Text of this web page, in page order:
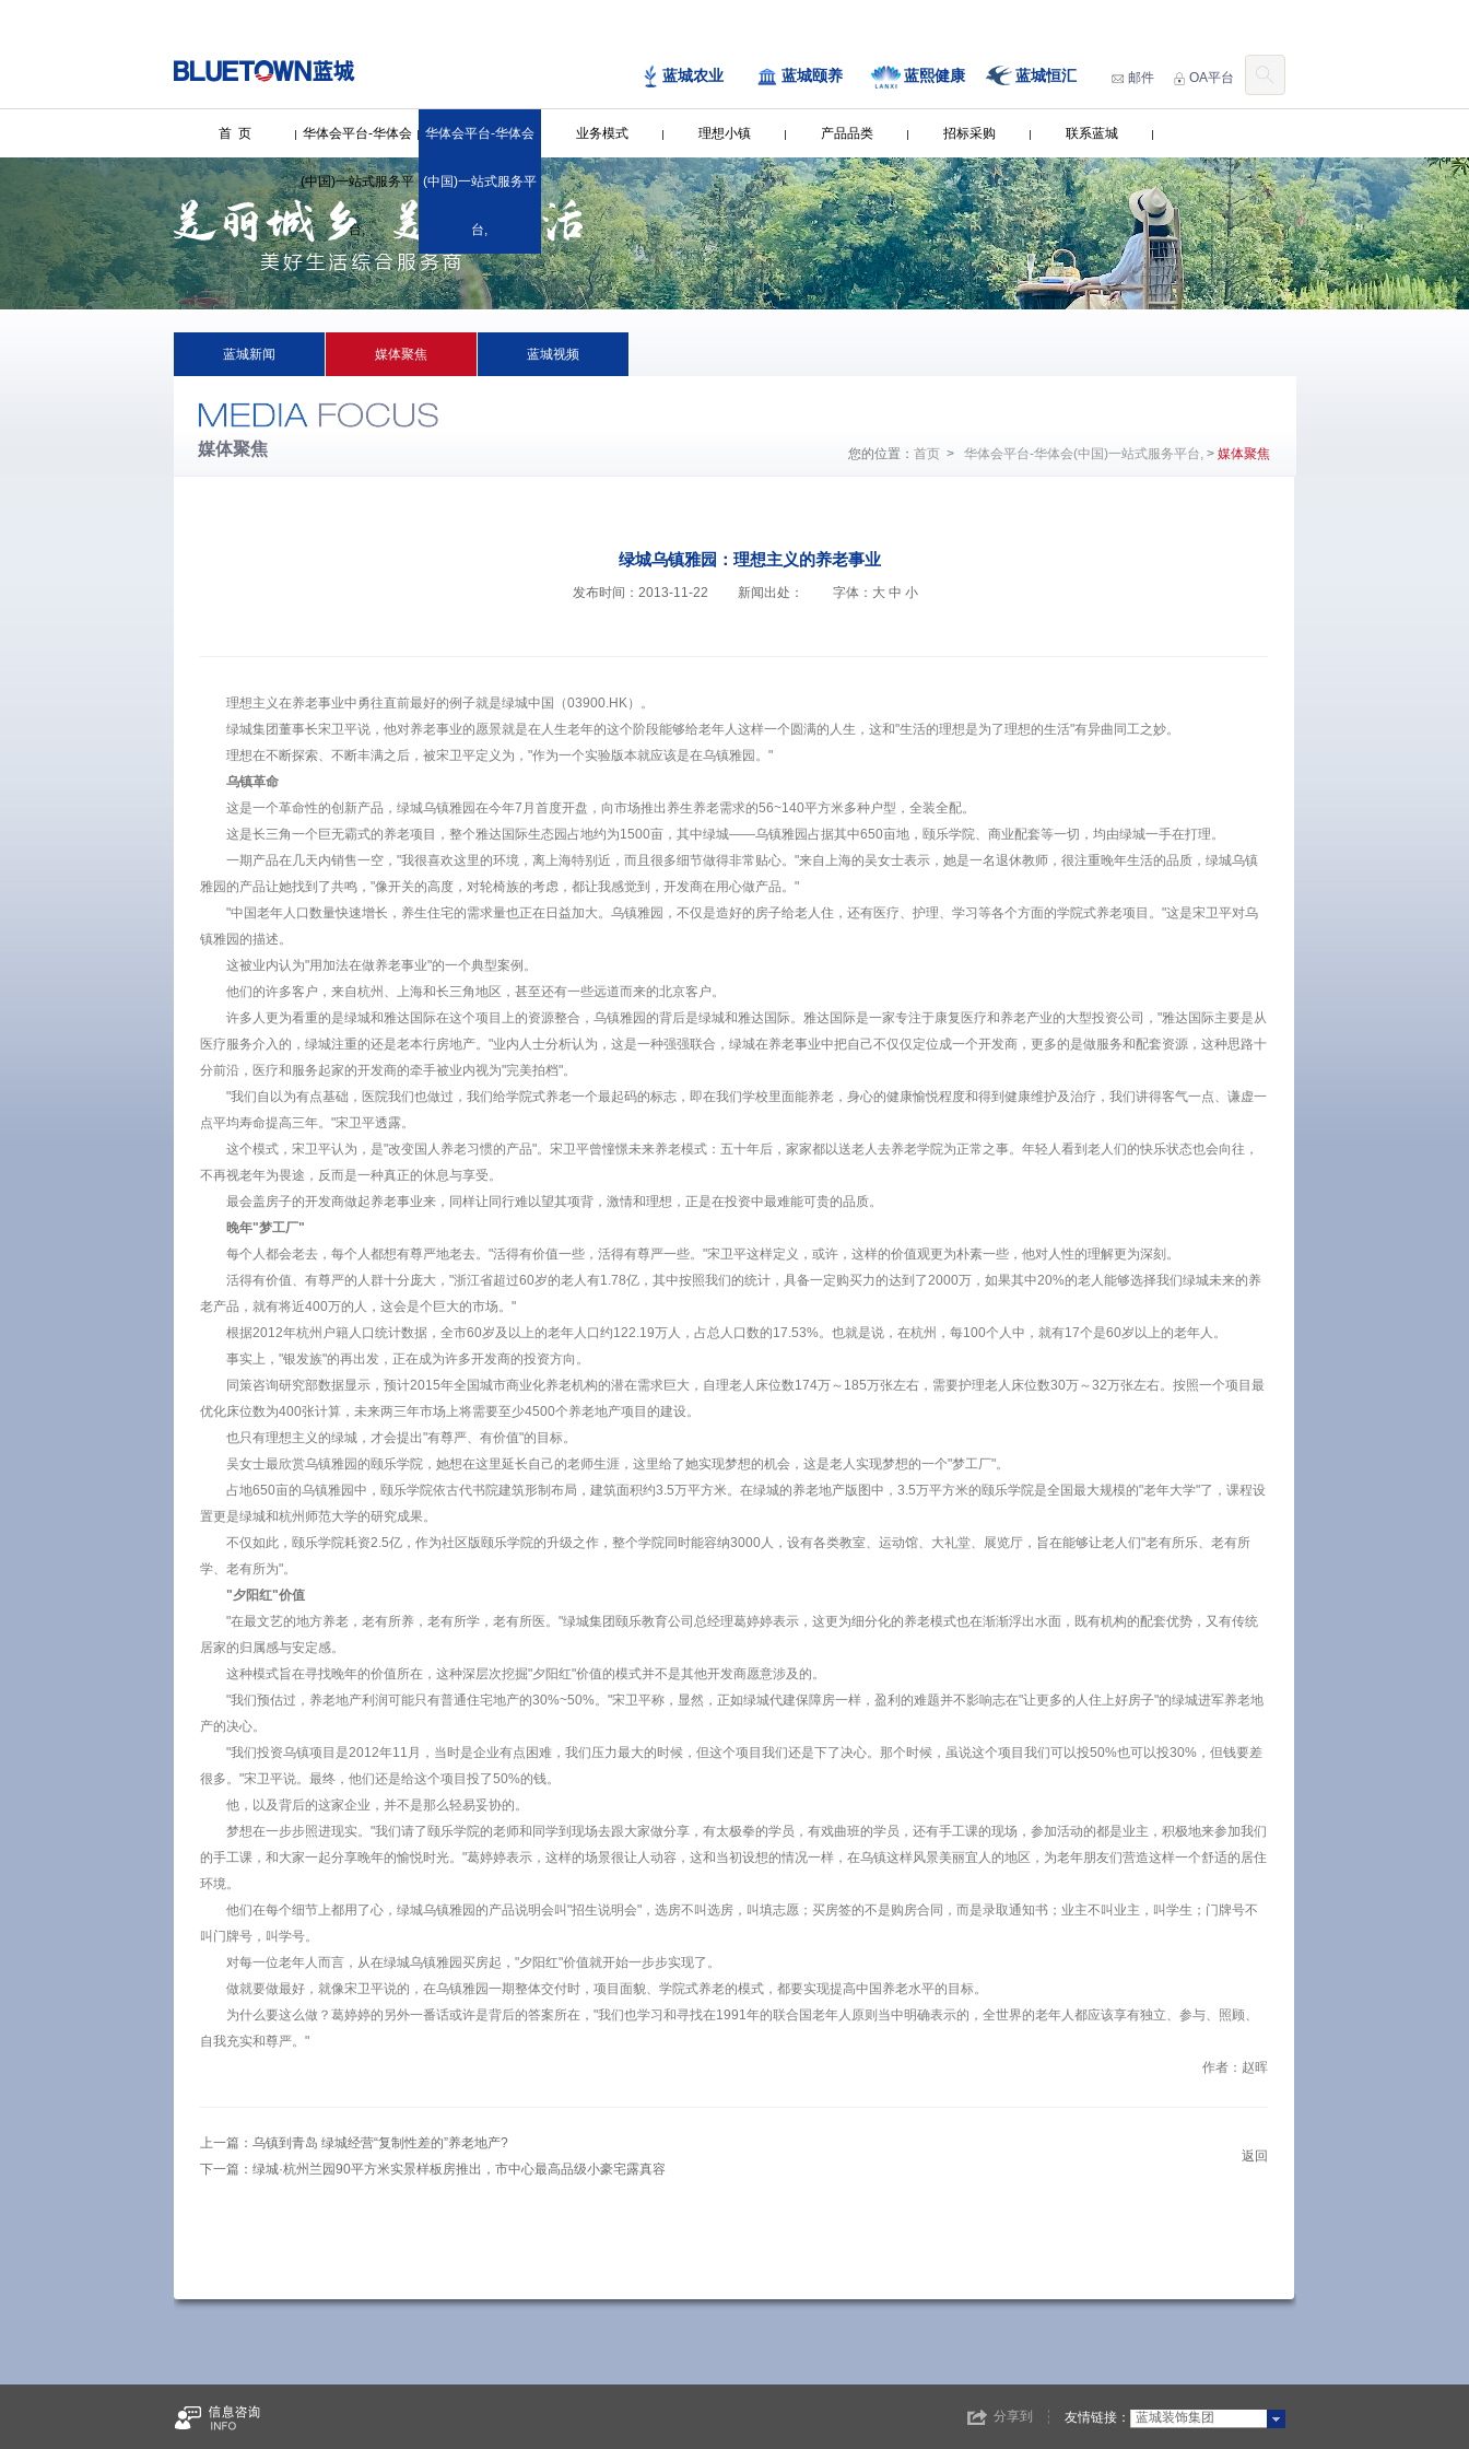
蓝城农业 蓝城颐养 蓝熙健康 蓝城恒汇 邮件 OA平台
首 页 华体会平台-华体会
(中国)一站式服务平
台,
华体会平台-华体会
(中国)一站式服务平
台,
业务模式 理想小镇 产品品类 招标采购 联系蓝城
蓝城新闻 媒体聚焦 蓝城视频
媒体聚焦 您的位置： 首页> 华体会平台-华体会(中国)一站式服务平台, > 媒体聚焦
绿城乌镇雅园：理想主义的养老事业
发布时间：2013-11-22 新闻出处： 字体： 大 中 小
理想主义在养老事业中勇往直前最好的例子就是绿城中国（03900.HK）。
绿城集团董事长宋卫平说，他对养老事业的愿景就是在人生老年的这个阶段能够给老年人这样一个圆满的人生，这和"生活的理想是为了理想的生活"有异曲同工之妙。
理想在不断探索、不断丰满之后，被宋卫平定义为，"作为一个实验版本就应该是在乌镇雅园。"
乌镇革命
这是一个革命性的创新产品，绿城乌镇雅园在今年7月首度开盘，向市场推出养生养老需求的56~140平方米多种户型，全装全配。
这是长三角一个巨无霸式的养老项目，整个雅达国际生态园占地约为1500亩，其中绿城——乌镇雅园占据其中650亩地，颐乐学院、商业配套等一切，均由绿城一手在打理。
一期产品在几天内销售一空，"我很喜欢这里的环境，离上海特别近，而且很多细节做得非常贴心。"来自上海的吴女士表示，她是一名退休教师，很注重晚年生活的品质，绿城乌镇
雅园的产品让她找到了共鸣，"像开关的高度，对轮椅族的考虑，都让我感觉到，开发商在用心做产品。"
"中国老年人口数量快速增长，养生住宅的需求量也正在日益加大。乌镇雅园，不仅是造好的房子给老人住，还有医疗、护理、学习等各个方面的学院式养老项目。"这是宋卫平对乌
镇雅园的描述。
这被业内认为"用加法在做养老事业"的一个典型案例。
他们的许多客户，来自杭州、上海和长三角地区，甚至还有一些远道而来的北京客户。
许多人更为看重的是绿城和雅达国际在这个项目上的资源整合，乌镇雅园的背后是绿城和雅达国际。雅达国际是一家专注于康复医疗和养老产业的大型投资公司，"雅达国际主要是从
医疗服务介入的，绿城注重的还是老本行房地产。"业内人士分析认为，这是一种强强联合，绿城在养老事业中把自己不仅仅定位成一个开发商，更多的是做服务和配套资源，这种思路十
分前沿，医疗和服务起家的开发商的牵手被业内视为"完美拍档"。
"我们自以为有点基础，医院我们也做过，我们给学院式养老一个最起码的标志，即在我们学校里面能养老，身心的健康愉悦程度和得到健康维护及治疗，我们讲得客气一点、谦虚一
点平均寿命提高三年。"宋卫平透露。
这个模式，宋卫平认为，是"改变国人养老习惯的产品"。宋卫平曾憧憬未来养老模式：五十年后，家家都以送老人去养老学院为正常之事。年轻人看到老人们的快乐状态也会向往，
不再视老年为畏途，反而是一种真正的休息与享受。
最会盖房子的开发商做起养老事业来，同样让同行难以望其项背，激情和理想，正是在投资中最难能可贵的品质。
晚年"梦工厂"
每个人都会老去，每个人都想有尊严地老去。"活得有价值一些，活得有尊严一些。"宋卫平这样定义，或许，这样的价值观更为朴素一些，他对人性的理解更为深刻。
活得有价值、有尊严的人群十分庞大，"浙江省超过60岁的老人有1.78亿，其中按照我们的统计，具备一定购买力的达到了2000万，如果其中20%的老人能够选择我们绿城未来的养
老产品，就有将近400万的人，这会是个巨大的市场。"
根据2012年杭州户籍人口统计数据，全市60岁及以上的老年人口约122.19万人，占总人口数的17.53%。也就是说，在杭州，每100个人中，就有17个是60岁以上的老年人。
事实上，"银发族"的再出发，正在成为许多开发商的投资方向。
同策咨询研究部数据显示，预计2015年全国城市商业化养老机构的潜在需求巨大，自理老人床位数174万～185万张左右，需要护理老人床位数30万～32万张左右。按照一个项目最
优化床位数为400张计算，未来两三年市场上将需要至少4500个养老地产项目的建设。
也只有理想主义的绿城，才会提出"有尊严、有价值"的目标。
吴女士最欣赏乌镇雅园的颐乐学院，她想在这里延长自己的老师生涯，这里给了她实现梦想的机会，这是老人实现梦想的一个"梦工厂"。
占地650亩的乌镇雅园中，颐乐学院依古代书院建筑形制布局，建筑面积约3.5万平方米。在绿城的养老地产版图中，3.5万平方米的颐乐学院是全国最大规模的"老年大学"了，课程设
置更是绿城和杭州师范大学的研究成果。
不仅如此，颐乐学院耗资2.5亿，作为社区版颐乐学院的升级之作，整个学院同时能容纳3000人，设有各类教室、运动馆、大礼堂、展览厅，旨在能够让老人们"老有所乐、老有所
学、老有所为"。
"夕阳红"价值
"在最文艺的地方养老，老有所养，老有所学，老有所医。"绿城集团颐乐教育公司总经理葛婷婷表示，这更为细分化的养老模式也在渐渐浮出水面，既有机构的配套优势，又有传统
居家的归属感与安定感。
这种模式旨在寻找晚年的价值所在，这种深层次挖掘"夕阳红"价值的模式并不是其他开发商愿意涉及的。
"我们预估过，养老地产利润可能只有普通住宅地产的30%~50%。"宋卫平称，显然，正如绿城代建保障房一样，盈利的难题并不影响志在"让更多的人住上好房子"的绿城进军养老地
产的决心。
"我们投资乌镇项目是2012年11月，当时是企业有点困难，我们压力最大的时候，但这个项目我们还是下了决心。那个时候，虽说这个项目我们可以投50%也可以投30%，但钱要差
很多。"宋卫平说。最终，他们还是给这个项目投了50%的钱。
他，以及背后的这家企业，并不是那么轻易妥协的。
梦想在一步步照进现实。"我们请了颐乐学院的老师和同学到现场去跟大家做分享，有太极拳的学员，有戏曲班的学员，还有手工课的现场，参加活动的都是业主，积极地来参加我们
的手工课，和大家一起分享晚年的愉悦时光。"葛婷婷表示，这样的场景很让人动容，这和当初设想的情况一样，在乌镇这样风景美丽宜人的地区，为老年朋友们营造这样一个舒适的居住
环境。
他们在每个细节上都用了心，绿城乌镇雅园的产品说明会叫"招生说明会"，选房不叫选房，叫填志愿；买房签的不是购房合同，而是录取通知书；业主不叫业主，叫学生；门牌号不
叫门牌号，叫学号。
对每一位老年人而言，从在绿城乌镇雅园买房起，"夕阳红"价值就开始一步步实现了。
做就要做最好，就像宋卫平说的，在乌镇雅园一期整体交付时，项目面貌、学院式养老的模式，都要实现提高中国养老水平的目标。
为什么要这么做？葛婷婷的另外一番话或许是背后的答案所在，"我们也学习和寻找在1991年的联合国老年人原则当中明确表示的，全世界的老年人都应该享有独立、参与、照顾、
自我充实和尊严。"
作者：赵晖
上一篇： 乌镇到青岛 绿城经营“复制性差的”养老地产?
下一篇： 绿城·杭州兰园90平方米实景样板房推出，市中心最高品级小豪宅露真容
返回
分享到 蓝城装饰集团
友情链接：